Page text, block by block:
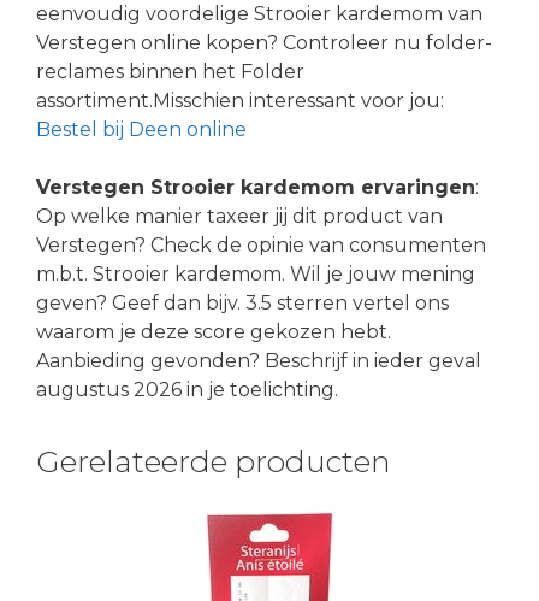
eenvoudig voordelige Strooier kardemom van
Verstegen online kopen? Controleer nu folder-
reclames binnen het Folder
assortiment.Misschien interessant voor jou:
Bestel bij Deen online
Verstegen Strooier kardemom ervaringen:
Op welke manier taxeer jij dit product van
Verstegen? Check de opinie van consumenten
m.b.t. Strooier kardemom. Wil je jouw mening
geven? Geef dan bijv. 3.5 sterren vertel ons
waarom je deze score gekozen hebt.
Aanbieding gevonden? Beschrijf in ieder geval
augustus 2026 in je toelichting.
Gerelateerde producten